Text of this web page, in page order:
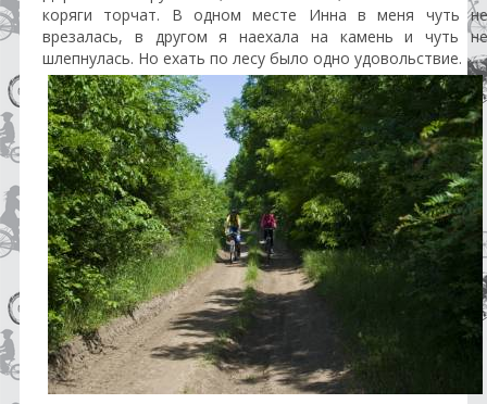
коряги торчат. В одном месте Инна в меня чуть не
врезалась, в другом я наехала на камень и чуть не
шлепнулась. Но ехать по лесу было одно удовольствие.